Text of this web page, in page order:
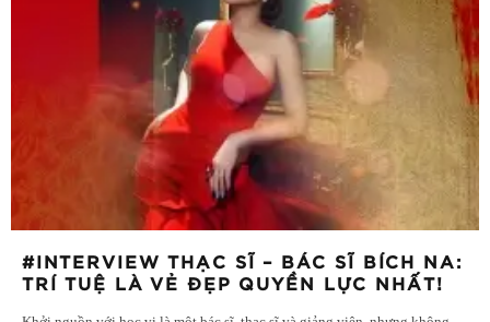
#INTERVIEW THẠC SĨ – BÁC SĨ BÍCH NA:
TRÍ TUỆ LÀ VẺ ĐẸP QUYỀN LỰC NHẤT!